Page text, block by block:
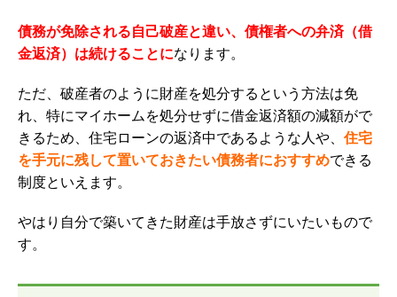
債務が免除される自己破産と違い、債権者への弁済（借
金返済）は続けることになります。
ただ、破産者のように財産を処分するという方法は免
れ、特にマイホームを処分せずに借金返済額の減額がで
きるため、住宅ローンの返済中であるような人や、 住宅
を手元に残して置いておきたい債務者におすすめできる
制度といえます。
やはり自分で築いてきた財産は手放さずにいたいもので
す。